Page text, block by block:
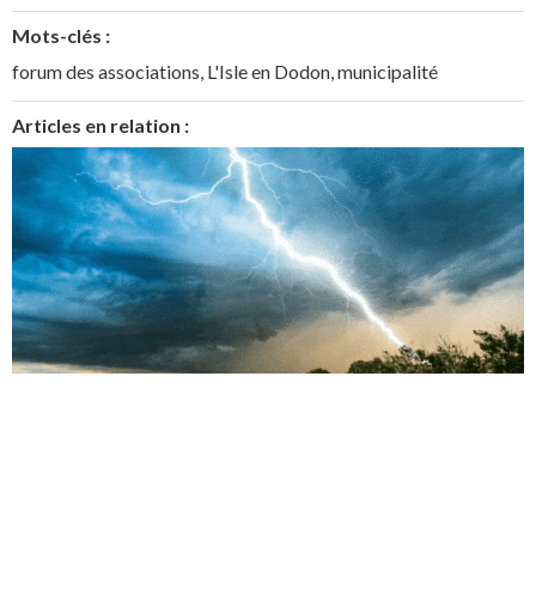
Mots-clés :
forum des associations, L'Isle en Dodon,municipalité
Articles en relation :